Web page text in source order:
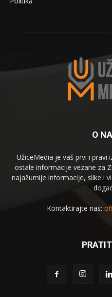
O
UžiceMedia je vaš prvi i pravi
ostale informacije vezane za
najažurnije informacije, slike i
Kontaktirajte nas: